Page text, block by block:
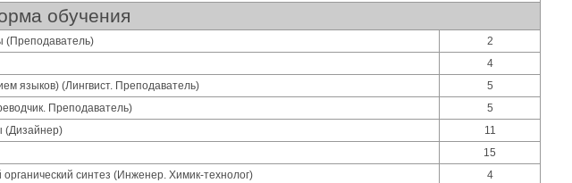
обучения
(Преподаватель)
2
4
языков) (Лингвист. Преподаватель)
5
Преподаватель)
5
(Дизайнер)
11
15
синтез (Инженер. Химик-технолог)
4